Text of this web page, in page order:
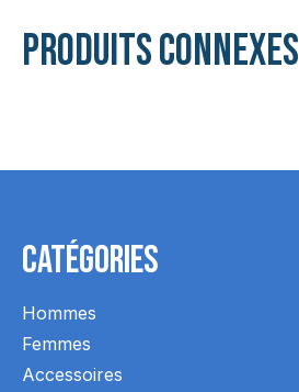
Produits connexes
Catégories
Hommes
Femmes
Accessoires